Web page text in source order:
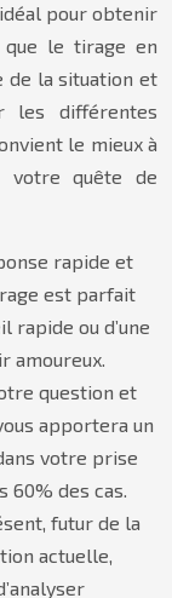
pour obtenir
que le tirage en
de la situation et
les différentes
le mieux à
votre quête de
rapide et
est parfait
rapide ou d’une
amoureux.
question et
apportera un
votre prise
60% des cas.
futur de la
actuelle,